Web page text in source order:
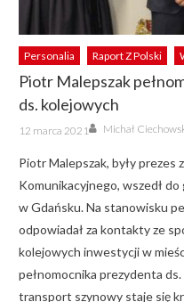
Personalia Raport Z Polski
Piotr Malepszak
ds. kolejowych
Posted
on
12 marca 2021 Author
Michał
Piotr Malepszak, były
Komunikacyjnego, wszedł
w Gdańsku. Na stanowisku
odpowiadał za kontakty ze
kolejowych inwestycji w
pełnomocnika prezydenta
transport szynowy staje się